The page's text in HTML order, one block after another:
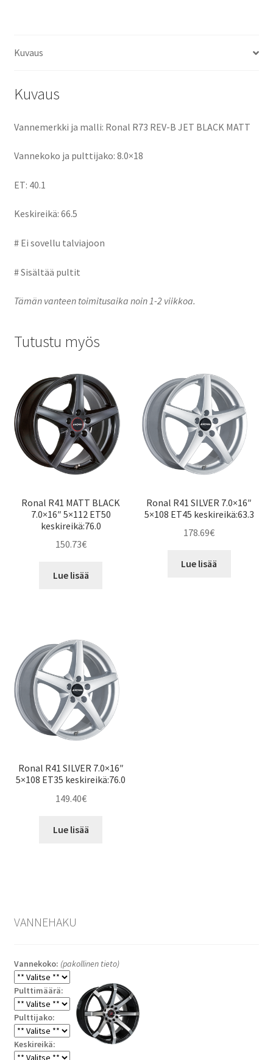
määräo
Kuvaus
Kuvaus
Vannemerkki ja malli: Ronal R73 REV-B JET BLACK MATT
Vannekoko ja pulttijako: 8.0×18
ET: 40.1
Keskireikä: 66.5
# Ei sovellu talviajoon
# Sisältää pultit
Tämän vanteen toimitusaika noin 1-2 viikkoa.
Tutustu myös
Ronal R41 MATT BLACK
7.0×16″ 5×112 ET50
keskireikä:76.0
150.73€
Lue lisää
Ronal R41 SILVER 7.0×16″
5×108 ET45 keskireikä:63.3
178.69€
Lue lisää
Ronal R41 SILVER 7.0×16″
5×108 ET35 keskireikä:76.0
149.40€
Lue lisää
VANNEHAKU
Vannekoko: (pakollinen tieto)
Pulttimäärä:
Pulttijako:
Keskireikä: